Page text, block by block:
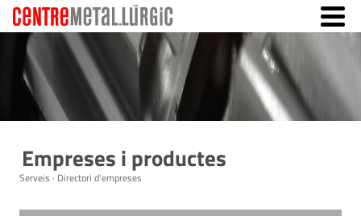
Empreses i productes
Serveis · Directori d'empreses